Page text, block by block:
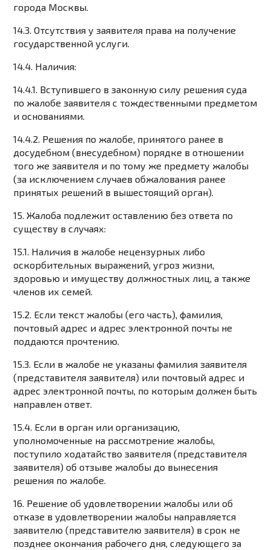
города Москвы.
14.3. Отсутствия у заявителя права на получение
государственной услуги.
14.4. Наличия:
14.4.1. Вступившего в законную силу решения суда
по жалобе заявителя с тождественными предметом
и основаниями.
14.4.2. Решения по жалобе, принятого ранее в
досудебном (внесудебном) порядке в отношении
того же заявителя и по тому же предмету жалобы
(за исключением случаев обжалования ранее
принятых решений в вышестоящий орган).
15. Жалоба подлежит оставлению без ответа по
существу в случаях:
15.1. Наличия в жалобе нецензурных либо
оскорбительных выражений, угроз жизни,
здоровью и имуществу должностных лиц, а также
членов их семей.
15.2. Если текст жалобы (его часть), фамилия,
почтовый адрес и адрес электронной почты не
поддаются прочтению.
15.3. Если в жалобе не указаны фамилия заявителя
(представителя заявителя) или почтовый адрес и
адрес электронной почты, по которым должен быть
направлен ответ.
15.4. Если в орган или организацию,
уполномоченные на рассмотрение жалобы,
поступило ходатайство заявителя (представителя
заявителя) об отзыве жалобы до вынесения
решения по жалобе.
16. Решение об удовлетворении жалобы или об
отказе в удовлетворении жалобы направляется
заявителю (представителю заявителя) в срок не
позднее окончания рабочего дня, следующего за